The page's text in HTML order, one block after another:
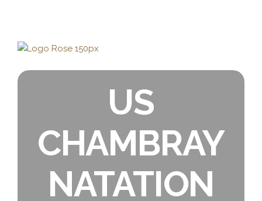
US
CHAMBRAY
NATATION